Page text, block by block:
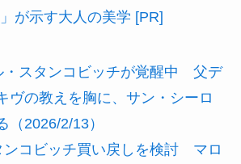
が示す大人の美学 [PR]
・スタンコビッチが覚醒中 父デ
ヴの教えを胸に、サン・シーロ
（2026/2/13）
ンコビッチ買い戻しを検討 マロ